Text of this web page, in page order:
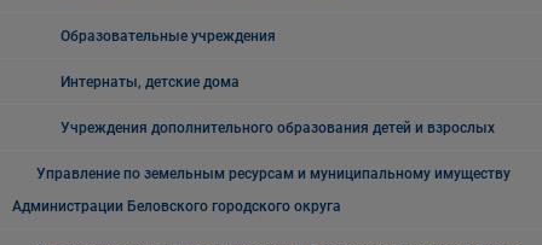
Образовательные учреждения
Интернаты, детские дома
Учреждения дополнительного образования детей и взрослых
Управление по земельным ресурсам и муниципальному имуществу
Администрации Беловского городского округа